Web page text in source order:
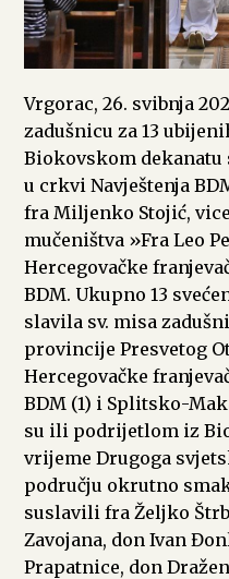
Vrgorac, 26. svibnja
zadušnicu za 13
Biokovskom dekanatu
u crkvi Navještenja
fra Miljenko Stojić,
mučeništva »Fra Leo
Hercegovačke
BDM. Ukupno 13
slavila sv. misa
provincije Presvetog
Hercegovačke
BDM (1) i Splitsko-
su ili podrijetlom iz
vrijeme Drugoga
području okrutno
suslavili fra Željko
Zavojana, don Ivan
Prapatnice, don